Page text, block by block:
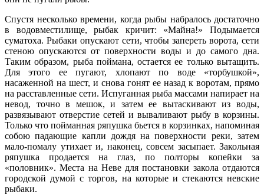
Спустя несколько времени, когда рыбы набралось достаточно
в водовместилище, рыбак кричит: «Майна!» Подымается
суматоха. Рыбаки опускают сети, чтобы запереть ворота, сети
стеною опускаются от поверхности воды и до самого дна.
Таким образом, рыба поймана, остается ее только вытащить.
Для этого ее пугают, хлопают по воде «торбушкой»,
насаженной на шест, и снова гонят ее назад к воротам, прямо
на расставленные сети. Испуганная рыба массами напирает на
невод, точно в мешок, и затем ее вытаскивают из воды,
развязывают отверстие сетей и вываливают рыбу в корзины.
Только что пойманная ряпушка бьется в корзинках, напоминая
собою падающие капли дождя на поверхности реки, затем
мало-помалу утихает и, наконец, совсем засыпает. Закольная
ряпушка продается на глаз, по полторы копейки за
«половник». Места на Неве для постановки закола отдаются
городской думой с торгов, на которые и стекаются невские
рыбаки.